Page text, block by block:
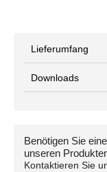
Lieferumfang
Downloads
Benötigen Sie
unseren
Kontaktieren Sie